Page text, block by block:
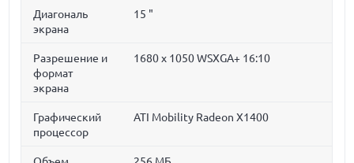
Диагональ
экрана
15 "
Разрешение и
формат
экрана
1680 x 1050 WSXGA+ 16:10
Графический
процессор
ATI Mobility Radeon X1400